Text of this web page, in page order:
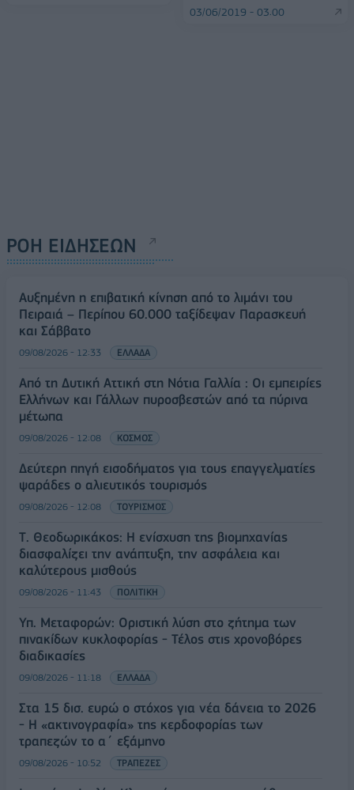
03/06/2019 - 03:00
ΡΟΗ ΕΙΔΗΣΕΩΝ
Αυξημένη η επιβατική κίνηση από το λιμάνι του
Πειραιά – Περίπου 60.000 ταξίδεψαν Παρασκευή
και Σάββατο
09/08/2026 - 12:33 ΕΛΛΑΔΑ
Από τη Δυτική Αττική στη Νότια Γαλλία : Οι εμπειρίες
Ελλήνων και Γάλλων πυροσβεστών από τα πύρινα
μέτωπα
09/08/2026 - 12:08 ΚΟΣΜΟΣ
Δεύτερη πηγή εισοδήματος για τους επαγγελματίες
ψαράδες ο αλιευτικός τουρισμός
09/08/2026 - 12:08 ΤΟΥΡΙΣΜΟΣ
Τ. Θεοδωρικάκος: Η ενίσχυση της βιομηχανίας
διασφαλίζει την ανάπτυξη, την ασφάλεια και
καλύτερους μισθούς
09/08/2026 - 11:43 ΠΟΛΙΤΙΚΗ
Υπ. Μεταφορών: Οριστική λύση στο ζήτημα των
πινακίδων κυκλοφορίας - Τέλος στις χρονοβόρες
διαδικασίες
09/08/2026 - 11:18 ΕΛΛΑΔΑ
Στα 15 δισ. ευρώ ο στόχος για νέα δάνεια το 2026
- Η «ακτινογραφία» της κερδοφορίας των
τραπεζών το α΄ εξάμηνο
09/08/2026 - 10:52 ΤΡΑΠΕΖΕΣ